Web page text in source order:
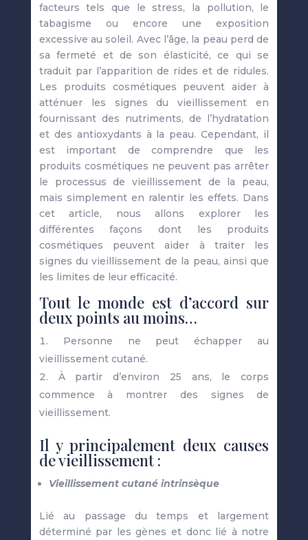
facteurs tels que le stress, la pollution, le
tabagisme ou encore une exposition
excessive au soleil. Avec l’âge, la peau perd de
sa fermeté et de son élasticité, ce qui se
traduit par l’apparition de rides et de ridules.
Les produits cosmétiques peuvent aider à
atténuer les signes du vieillissement en
fournissant des nutriments, de l’hydratation
et des antioxydants à la peau. Cependant, il
est important de comprendre que les
produits cosmétiques ne peuvent pas arrêter
le processus de vieillissement de la peau,
mais simplement en ralentir les effets. Dans
cet article, nous allons explorer les
différentes façons dont les produits
cosmétiques peuvent aider à traiter les
signes du vieillissement de la peau, ainsi que
les limites de leur efficacité.
Tout le monde est d’accord sur
deux points au moins…
Personne ne peut échapper au
vieillissement cutané.
À partir d’environ 25 ans, le corps
commence à montrer des signes de
vieillissement.
Il y principalement deux causes
de vieillissement :
Vieillissement cutané intrinsèque
Lié au passage du temps et largement
déterminé par les gènes et donc lié à notre